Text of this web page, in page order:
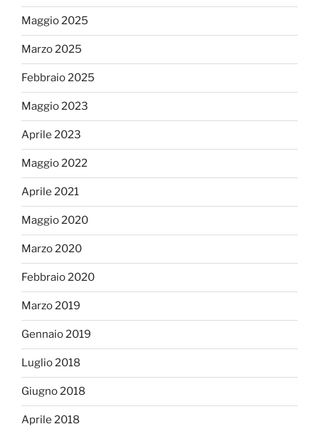
Maggio 2025
Marzo 2025
Febbraio 2025
Maggio 2023
Aprile 2023
Maggio 2022
Aprile 2021
Maggio 2020
Marzo 2020
Febbraio 2020
Marzo 2019
Gennaio 2019
Luglio 2018
Giugno 2018
Aprile 2018